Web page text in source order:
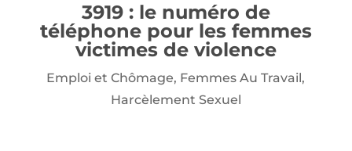
3919 : le numéro de
téléphone pour les femmes
victimes de violence
Emploi et Chômage, Femmes Au Travail,
Harcèlement Sexuel